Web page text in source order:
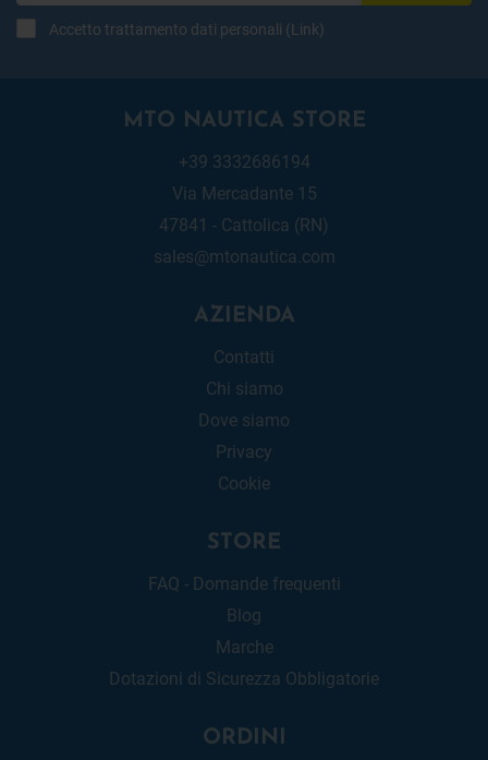
Accetto trattamento dati personali (Link)
MTO NAUTICA STORE
+39 3332686194
Via Mercadante 15
47841 - Cattolica (RN)
sales@mtonautica.com
AZIENDA
Contatti
Chi siamo
Dove siamo
Privacy
Cookie
STORE
FAQ - Domande frequenti
Blog
Marche
Dotazioni di Sicurezza Obbligatorie
ORDINI